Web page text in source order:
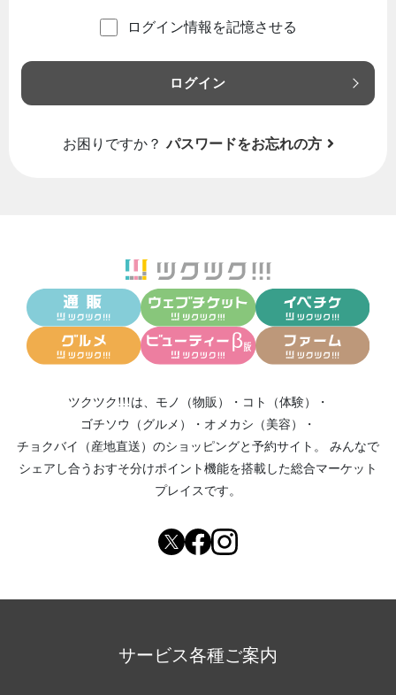
ログイン情報を記憶させる
ログイン
お困りですか？ パスワードをお忘れの方
ツクツク!!!は、 モノ（物販） ・ コト（体験）
・
ゴチソウ（グルメ）
・ オメカシ（美容）
・
チョクバイ（産地直送） のショッピングと予約サイト。
みんなで
シェアし合う おすそ分けポイント機能を搭載した総合マーケット
プレイスです。
サービス各種ご案内